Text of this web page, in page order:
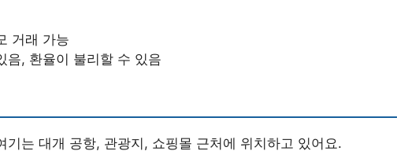
거래 가능
음, 환율이 불리할 수 있음
기는 대개 공항, 관광지, 쇼핑몰 근처에 위치하고 있어요.